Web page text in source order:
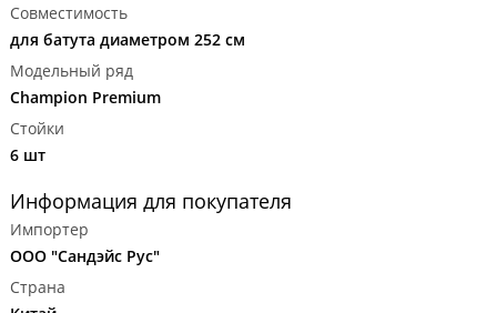
Совместимость
для батута диаметром 252 см
Модельный ряд
Champion Premium
Стойки
6 шт
Информация для покупателя
Импортер
ООО "Сандэйс Рус"
Страна